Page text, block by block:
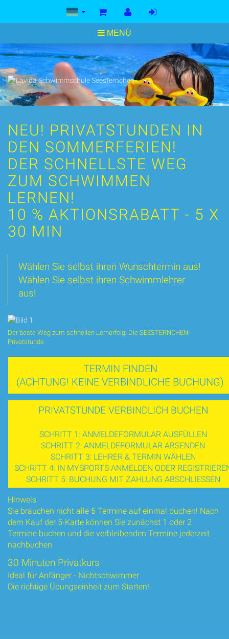
MENÜ
NEU! PRIVATSTUNDEN IN
DEN SOMMERFERIEN!
DER SCHNELLSTE WEG
ZUM SCHWIMMEN
LERNEN!
10 % AKTIONSRABATT - 5 X
30 MIN
Wählen Sie selbst ihren Wunschtermin aus!
Wählen Sie selbst ihren Schwimmlehrer
aus!
Der beste Weg zum schnellen Lernerfolg: Die SEESTERNCHEN-
Privatstunde
TERMIN FINDEN
(ACHTUNG! KEINE VERBINDLICHE BUCHUNG)
PRIVATSTUNDE VERBINDLICH BUCHEN
SCHRITT 1: ANMELDEFORMULAR AUSFÜLLEN
SCHRITT 2: ANMELDEFORMULAR ABSENDEN
SCHRITT 3: LEHRER & TERMIN WÄHLEN
SCHRITT 4: IN MYSPORTS ANMELDEN ODER
SCHRITT 5: BUCHUNG MIT ZAHLUNG ABSCHLIESSEN
Hinweis
Sie brauchen nicht alle 5 Termine auf einmal buchen! Nach
dem Kauf der 5-Karte können Sie zunächst 1 oder 2
Termine buchen und die verbleibenden Termine jederzeit
nachbuchen
30 Minuten Privatkurs
Ideal für Anfänger - Nichtschwimmer
Die richtige Übungseinheit zum Starten!